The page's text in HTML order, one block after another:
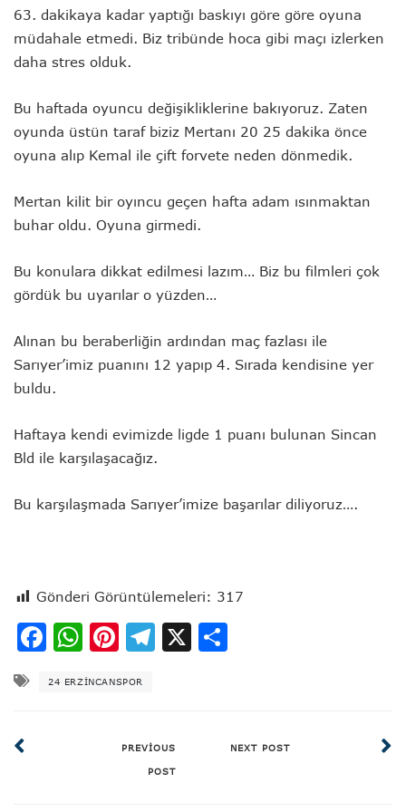
63. dakikaya kadar yaptığı baskıyı göre göre oyuna
müdahale etmedi. Biz tribünde hoca gibi maçı izlerken
daha stres olduk.
Bu haftada oyuncu değişikliklerine bakıyoruz. Zaten
oyunda üstün taraf biziz Mertanı 20 25 dakika önce
oyuna alıp Kemal ile çift forvete neden dönmedik.
Mertan kilit bir oyıncu geçen hafta adam ısınmaktan
buhar oldu. Oyuna girmedi.
Bu konulara dikkat edilmesi lazım… Biz bu filmleri çok
gördük bu uyarılar o yüzden…
Alınan bu beraberliğin ardından maç fazlası ile
Sarıyer’imiz puanını 12 yapıp 4. Sırada kendisine yer
buldu.
Haftaya kendi evimizde ligde 1 puanı bulunan Sincan
Bld ile karşılaşacağız.
Bu karşılaşmada Sarıyer’imize başarılar diliyoruz….
Gönderi Görüntülemeleri: 317
Facebook
WhatsApp
Pinterest
Telegram
X
24 ERZINCANSPOR
PREVIOUS
POST
NEXT POST